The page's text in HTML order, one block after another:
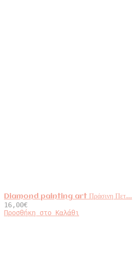
Diamond painting art Πράσινη Πετ...
16,00€
Προσθήκη στο Καλάθι